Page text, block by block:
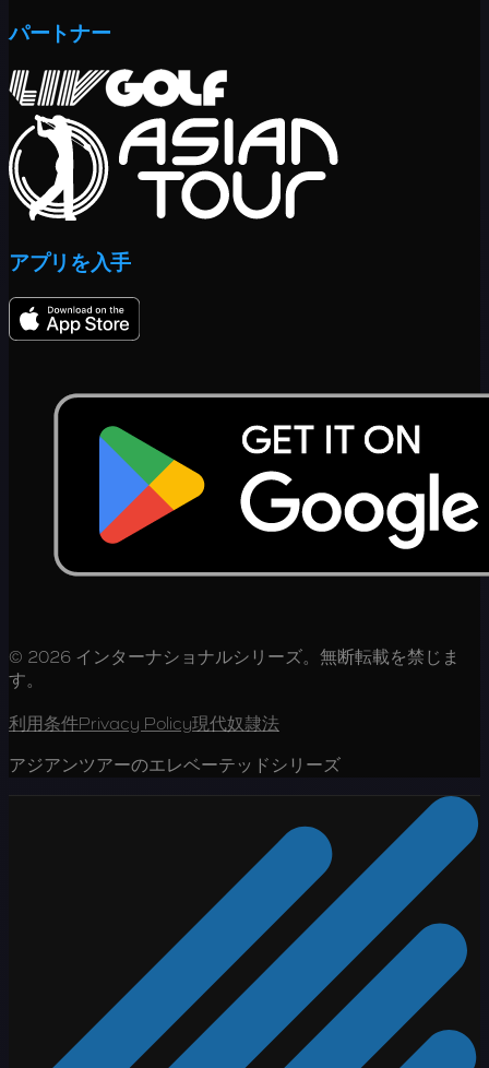
パートナー
アプリを入手
© 2026 インターナショナルシリーズ。無断転載を禁じま
す。
利用条件Privacy Policy現代奴隷法
アジアンツアーのエレベーテッドシリーズ